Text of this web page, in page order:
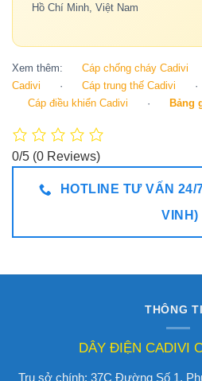
Hồ Chí Minh, Việt Nam
Xem thêm: Cáp chống cháy Cadivi
Cadivi
· Cáp trung thế Cadivi ·
Cáp điều khiển Cadivi
· Bảng
0/5 (0 Reviews)
HOTLINE TƯ VẤN 24/
VINH)
THÔNG
DÂY ĐIỆN CADIVI
Trụ sở chính: 37C Đường Số 1,